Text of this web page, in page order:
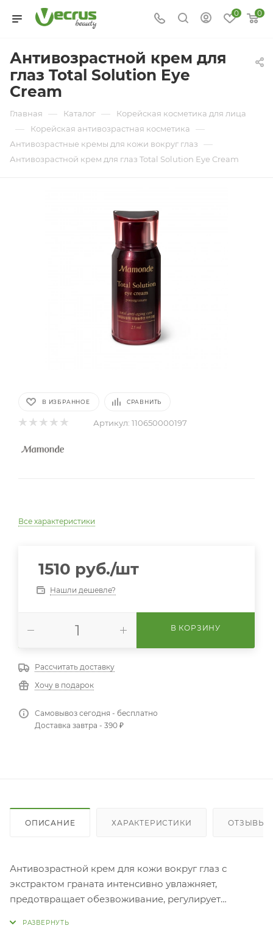
0 0
Антивозрастной крем для
глаз Total Solution Eye
Cream
Главная — Каталог — Корейская косметика для лица
— Корейская антивозрастная косметика —
Антивозрастные кремы для кожи вокруг глаз —
Антивозрастной крем для глаз Total Solution Eye Cream
В ИЗБРАННОЕ СРАВНИТЬ
Артикул: 110650000197
Все характеристики
1510 руб./шт
Нашли дешевле?
В КОРЗИНУ
Рассчитать доставку
Хочу в подарок
Самовывоз сегодня - бесплатно
Доставка завтра - 390 ₽
ОПИСАНИЕ ХАРАКТЕРИСТИКИ ОТЗЫВЫ
Антивозрастной крем для кожи вокруг глаз с
экстрактом граната интенсивно увлажняет,
предотвращает обезвоживание, регулирует